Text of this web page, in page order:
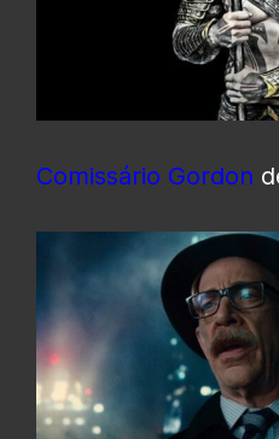
Comissário Gordon